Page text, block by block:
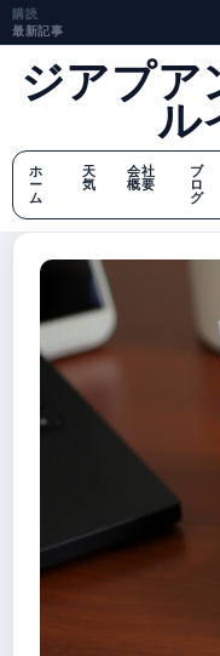
購読
最新記事
ジアプア
ル
ホ
ー
ム
天
気
会社
概要
ブ
ロ
グ